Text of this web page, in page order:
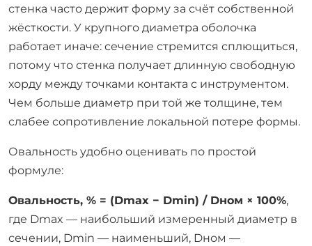
стенка часто держит форму за счёт собственной
жёсткости. У крупного диаметра оболочка
работает иначе: сечение стремится сплющиться,
потому что стенка получает длинную свободную
хорду между точками контакта с инструментом.
Чем больше диаметр при той же толщине, тем
слабее сопротивление локальной потере формы.
Овальность удобно оценивать по простой
формуле:
Овальность, % = (Dmax − Dmin) / Dном × 100%,
где Dmax — наибольший измеренный диаметр в
сечении, Dmin — наименьший, Dном —